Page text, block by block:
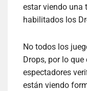
estar viendo una
habilitados los
No todos los
Drops, por lo
espectadores
están viendo